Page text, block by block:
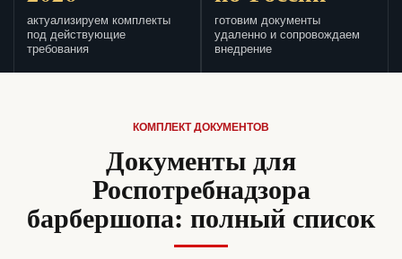
актуализируем комплекты
под действующие
требования
готовим документы
удаленно и сопровождаем
внедрение
КОМПЛЕКТ ДОКУМЕНТОВ
Документы для
Роспотребнадзора
барбершопа: полный список